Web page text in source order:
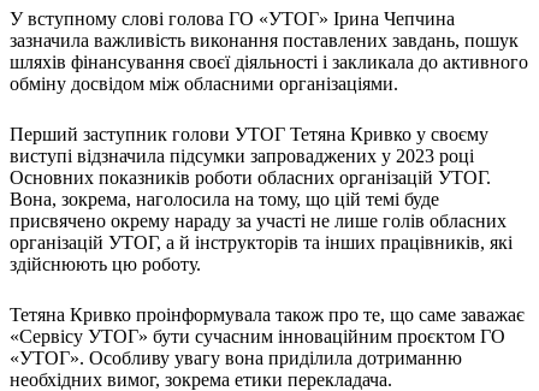
Дніпропетровська область
Донецька область
Житомирська область
Закарпатська область
Івано-Франківська область
Київ
Київська область
Кіровоградська область
Львівська область
Одеська область
Полтавська область
Рівненська область
У вступному слові голова ГО «УТОГ» Ірина Чепчина
зазначила важливість виконання поставлених завдань, пошук
шляхів фінансування своєї діяльності і закликала до активного
обміну досвідом між обласними організаціями.
Перший заступник голови УТОГ Тетяна Кривко у своєму
виступі відзначила підсумки запроваджених у 2023 році
Основних показників роботи обласних організацій УТОГ.
Вона, зокрема, наголосила на тому, що цій темі буде
присвячено окрему нараду за участі не лише голів обласних
організацій УТОГ, а й інструкторів та інших працівників, які
здійснюють цю роботу.
Тетяна Кривко проінформувала також про те, що саме заважає
«Cepвicу УТОГ» бути сучасним інноваційним проєктом ГО
«УТОГ». Особливу увагу вона приділила дотриманню
необхідних вимог, зокрема етики перекладача.